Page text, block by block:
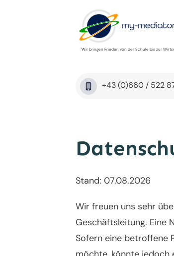
"Wir bringen Frieden von der Schule bis zur
+43 (0)660 / 522
Stand: 07.08.2026
Wir freuen uns sehr
Geschäftsleitung. Eine
Sofern eine betroffene